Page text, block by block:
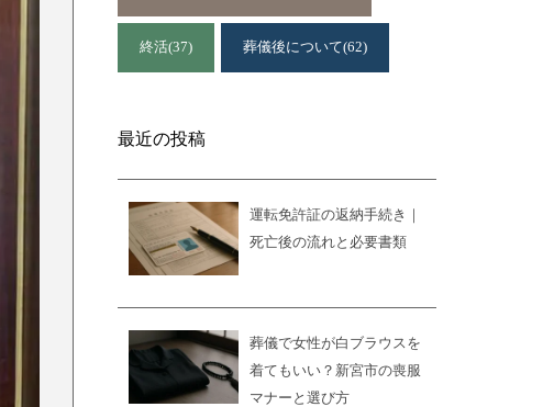
終活(37) 葬儀後について(62)
最近の投稿
運転免許証の返納手続き｜
死亡後の流れと必要書類
葬儀で女性が白ブラウスを
着てもいい？新宮市の喪服
マナーと選び方